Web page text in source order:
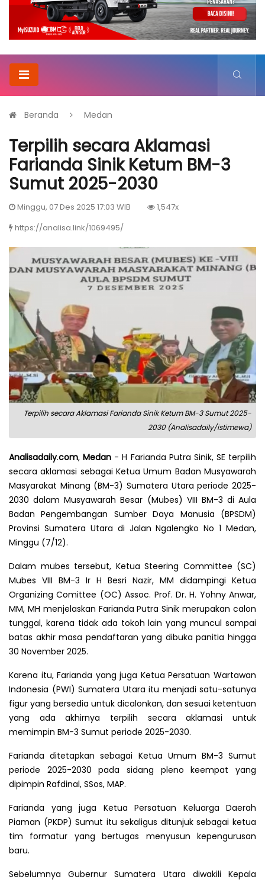
Beranda Medan
Terpilih secara Aklamasi
Farianda Sinik Ketum BM-3
Sumut 2025-2030
Minggu, 07 Des 2025 17:03 WIB
1,547x
https://analisa.link/1069495/
Terpilih secara Aklamasi Farianda Sinik Ketum BM-3 Sumut 2025-
2030 (Analisadaily/istimewa)
Analisadaily.com,Medan - H Farianda Putra Sinik, SE terpilih
secara aklamasi sebagai Ketua Umum Badan Musyawarah
Masyarakat Minang (BM-3) Sumatera Utara periode 2025-
2030 dalam Musyawarah Besar (Mubes) VIII BM-3 di Aula
Badan Pengembangan Sumber Daya Manusia (BPSDM)
Provinsi Sumatera Utara di Jalan Ngalengko No 1 Medan,
Minggu (7/12).
Dalam mubes tersebut, Ketua Steering Committee (SC)
Mubes VIII BM-3 Ir H Besri Nazir, MM didampingi Ketua
Organizing Comittee (OC) Assoc. Prof. Dr. H. Yohny Anwar,
MM, MH menjelaskan Farianda Putra Sinik merupakan calon
tunggal, karena tidak ada tokoh lain yang muncul sampai
batas akhir masa pendaftaran yang dibuka panitia hingga
30 November 2025.
Karena itu, Farianda yang juga Ketua Persatuan Wartawan
Indonesia (PWI) Sumatera Utara itu menjadi satu-satunya
figur yang bersedia untuk dicalonkan, dan sesuai ketentuan
yang ada akhirnya terpilih secara aklamasi untuk
memimpin BM-3 Sumut periode 2025-2030.
Farianda ditetapkan sebagai Ketua Umum BM-3 Sumut
periode 2025-2030 pada sidang pleno keempat yang
dipimpin Rafdinal, SSos, MAP.
Farianda yang juga Ketua Persatuan Keluarga Daerah
Piaman (PKDP) Sumut itu sekaligus ditunjuk sebagai ketua
tim formatur yang bertugas menyusun kepengurusan
baru.
Sebelumnya Gubernur Sumatera Utara diwakili Kepala